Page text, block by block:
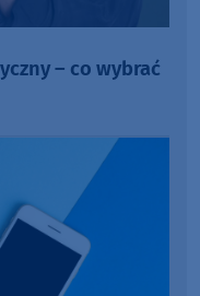
– co wybrać